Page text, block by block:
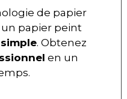
de papier
papier peint
simple. Obtenez
en un